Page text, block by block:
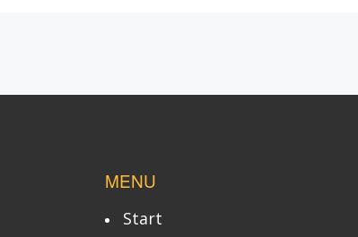
MENU
Start